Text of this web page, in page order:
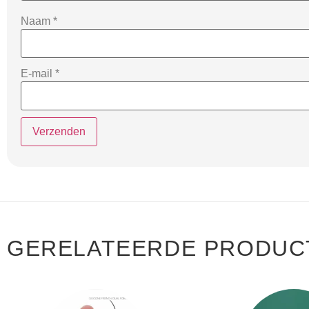
Naam *
E-mail *
GERELATEERDE